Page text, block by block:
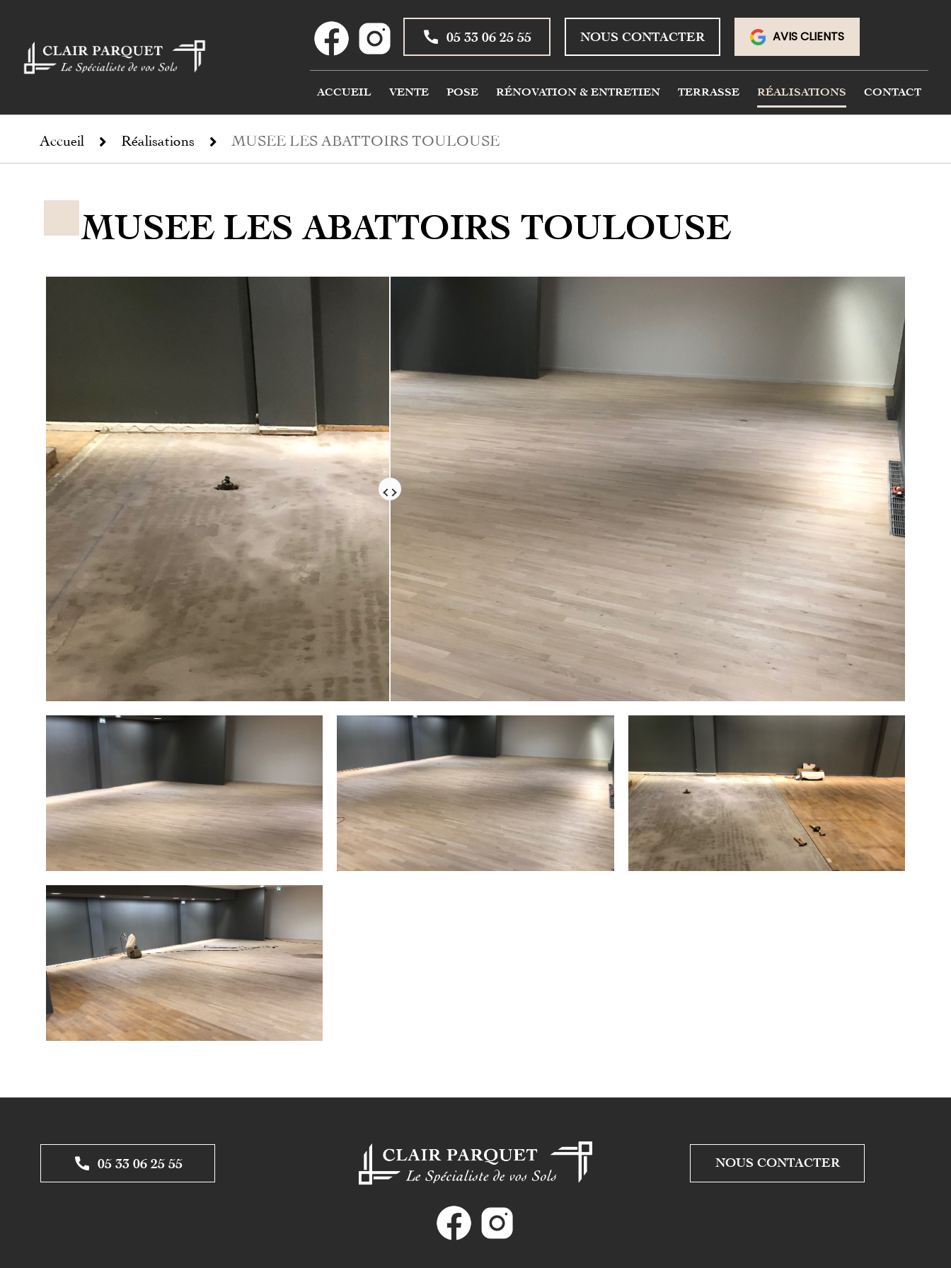
05 33 06 25 55 NOUS CONTACTER AVIS CLIENTS
ACCUEIL VENTE POSE RÉNOVATION & ENTRETIEN TERRASSE RÉALISATIONS CONTACT
Accueil Réalisations MUSEE LES ABATTOIRS TOULOUSE
MUSEE LES ABATTOIRS TOULOUSE
05 33 06 25 55 NOUS CONTACTER